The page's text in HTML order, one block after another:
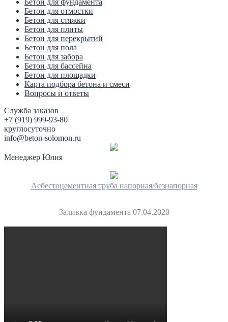
Бетон для фундамента
Бетон для отмостки
Бетон для стяжки
Бетон для плиты
Бетон для перекрытий
Бетон для пола
Бетон для забора
Бетон для бассейна
Бетон для площадки
Карта подбора бетона и смеси
Вопросы и ответы
Служба заказов
+7 (919) 999-93-80
круглосуточно
info@beton-solomon.ru
Менеджер Юлия
Асбестоцементная труба напорная/безнапорная
Заливка фундамента 07.04.2020